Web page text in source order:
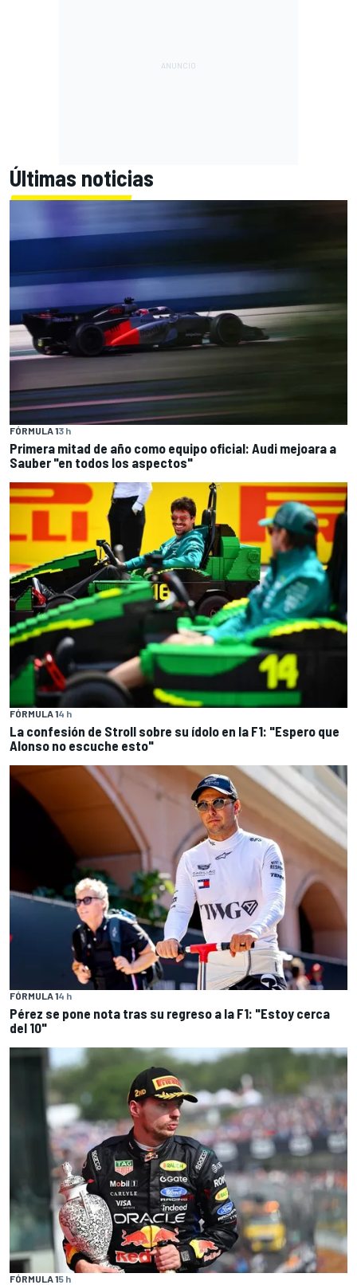
Últimas noticias
FÓRMULA 13 h
Primera mitad de año como equipo oficial: Audi mejoara a
Sauber "en todos los aspectos"
FÓRMULA 14 h
La confesión de Stroll sobre su ídolo en la F1: "Espero que
Alonso no escuche esto"
FÓRMULA 14 h
Pérez se pone nota tras su regreso a la F1: "Estoy cerca
del 10"
FÓRMULA 15 h